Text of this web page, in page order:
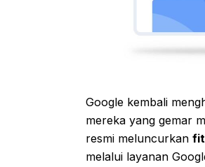
Google kembali
mereka yang gemar
resmi meluncurkan
melalui layanan